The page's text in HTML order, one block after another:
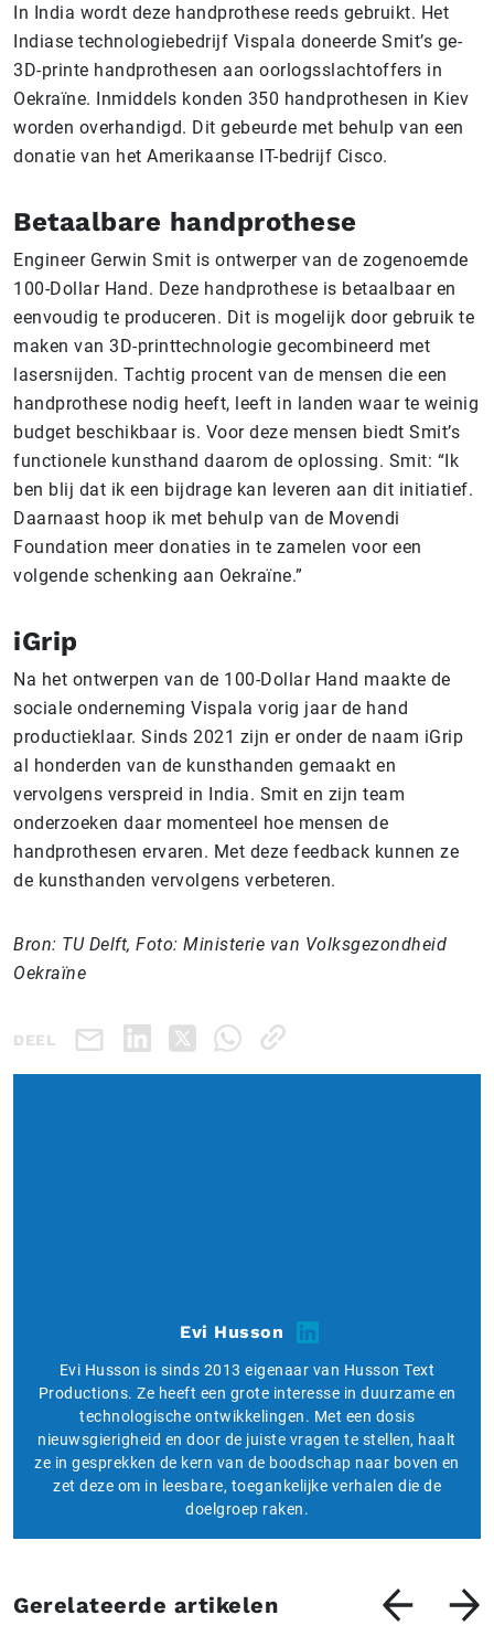
In India wordt deze handprothese reeds gebruikt. Het
Indiase technologiebedrijf Vispala doneerde Smit’s ge-
3D-printe handprothesen aan oorlogsslachtoffers in
Oekraïne. Inmiddels konden 350 handprothesen in Kiev
worden overhandigd. Dit gebeurde met behulp van een
donatie van het Amerikaanse IT-bedrijf Cisco.
Betaalbare handprothese
Engineer Gerwin Smit is ontwerper van de zogenoemde
100-Dollar Hand. Deze handprothese is betaalbaar en
eenvoudig te produceren. Dit is mogelijk door gebruik te
maken van 3D-printtechnologie gecombineerd met
lasersnijden. Tachtig procent van de mensen die een
handprothese nodig heeft, leeft in landen waar te weinig
budget beschikbaar is. Voor deze mensen biedt Smit’s
functionele kunsthand daarom de oplossing. Smit: “Ik
ben blij dat ik een bijdrage kan leveren aan dit initiatief.
Daarnaast hoop ik met behulp van de Movendi
Foundation meer donaties in te zamelen voor een
volgende schenking aan Oekraïne.”
iGrip
Na het ontwerpen van de 100-Dollar Hand maakte de
sociale onderneming Vispala vorig jaar de hand
productieklaar. Sinds 2021 zijn er onder de naam iGrip
al honderden van de kunsthanden gemaakt en
vervolgens verspreid in India. Smit en zijn team
onderzoeken daar momenteel hoe mensen de
handprothesen ervaren. Met deze feedback kunnen ze
de kunsthanden vervolgens verbeteren.
Bron: TU Delft, Foto: Ministerie van Volksgezondheid
Oekraïne
DEEL
Evi Husson
Evi Husson is sinds 2013 eigenaar van Husson Text
Productions. Ze heeft een grote interesse in duurzame en
technologische ontwikkelingen. Met een dosis
nieuwsgierigheid en door de juiste vragen te stellen, haalt
ze in gesprekken de kern van de boodschap naar boven en
zet deze om in leesbare, toegankelijke verhalen die de
doelgroep raken.
Gerelateerde artikelen